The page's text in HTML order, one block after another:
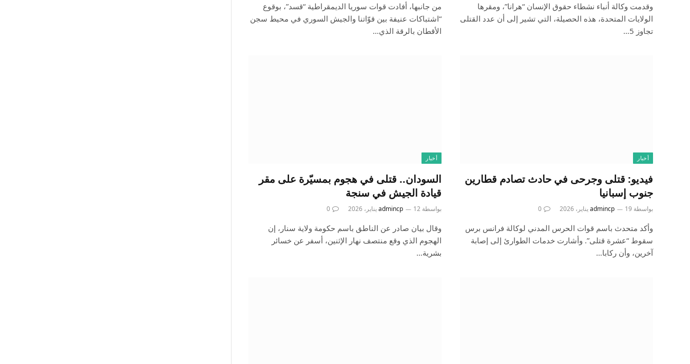
وقدمت وكالة أنباء نشطاء حقوق الإنسان “هرانا”، ومقرها
الولايات المتحدة، هذه الحصيلة، التي تشير إلى أن عدد القتلى
تجاوز 5…
من جانبها، أفادت قوات سوريا الديمقراطية “قسد”، بوقوع
“اشتباكات عنيفة بين قوّاتنا والجيش السوري في محيط سجن
الأقطان بالرقة الذي…
أخبار
فيديو: قتلى وجرحى في حادث تصادم قطارين
جنوب إسبانيا
بواسطة admincp 19 يناير، 2026 0
وأكد متحدث باسم قوات الحرس المدني لوكالة فرانس برس
سقوط “عشرة قتلى”. وأشارت خدمات الطوارئ إلى إصابة
آخرين، وأن ركابا…
أخبار
السودان.. قتلى في هجوم بمسيّرة على مقر
قيادة الجيش في سنجة
بواسطة admincp 12 يناير، 2026 0
وقال بيان صادر عن الناطق باسم حكومة ولاية سنار، إن
الهجوم الذي وقع منتصف نهار الإثنين، أسفر عن خسائر
بشرية…